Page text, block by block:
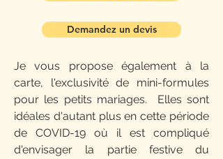
Demandez un devis
Je vous propose également à la
carte, l'exclusivité de mini-formules
pour les petits mariages. Elles sont
idéales d'autant plus en cette période
de COVID-19 où il est compliqué
d'envisager la partie festive du